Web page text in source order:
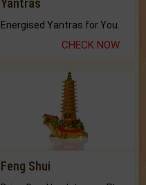
Yantras
Energised Yantras for You.
CHECK NOW
Feng Shui